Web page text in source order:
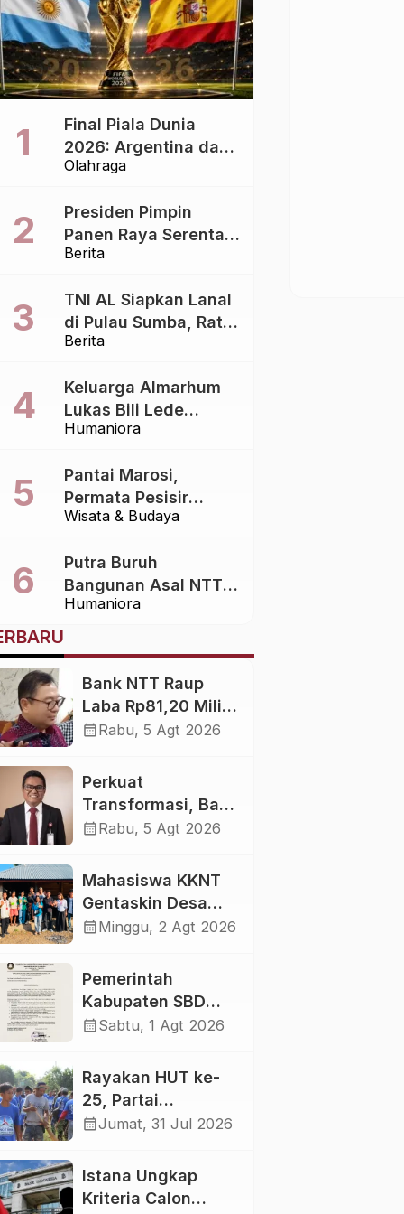
Olahraga
Final Piala Dunia
2026: Argentina dan
Spanyol Berebut
Lebih Siap?
Berita
Presiden Pimpin
Panen Raya Serentak
di 43 Titik, Perkuat
Nasional
Berita
TNI AL Siapkan Lanal
di Pulau Sumba, Ratu
Wulla: Perkuat
Daerah!
Humaniora
Keluarga Almarhum
Lukas Bili Lede
Sampaikan Terima
Berbagai Pihak dalam
Pemulangan Jenazah
dari Bali ke Sumba
Wisata & Budaya
Pantai Marosi,
Permata Pesisir
Sumba Barat yang
Keindahan Alam
Alami
Humaniora
Putra Buruh
Bangunan Asal NTT
Raih Predikat Lulusan
Bank NTT Raup
Laba Rp81,20 Miliar
di Semester I 2026
calendar_monthRabu, 5 Agt 2026
Perkuat
Transformasi, Bank
NTT Konsen
Saing
calendar_monthRabu, 5 Agt 2026
Mahasiswa KKNT
Gentaskin Desa
Pahola Gandeng
Bagikan PMT untuk
Anak Stunting dan
Ibu Hamil
calendar_monthMinggu, 2 Agt 2026
Pemerintah
Kabupaten SBD
Ajak Warga
Putih dan
Semarakkan HUT
Ke-81 RI
calendar_monthSabtu, 1 Agt 2026
Rayakan HUT ke-
25, Partai
Demokrat SBD Pilih
dan Tanam Pohon
calendar_monthJumat, 31 Jul 2026
Istana Ungkap
Kriteria Calon